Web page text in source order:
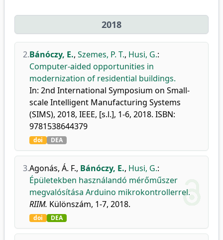
2018
2.Bánóczy, E., Szemes, P. T., Husi, G.:
Computer-aided opportunities in
modernization of residential buildings.
In: 2nd International Symposium on Small-
scale Intelligent Manufacturing Systems
(SIMS), 2018, IEEE, [s.l.], 1-6, 2018. ISBN:
9781538644379
doi DEA
3.Agonás, Á. F., Bánóczy, E., Husi, G.:
Épületekben használandó mérőműszer
megvalósítása Arduino mikrokontrollerrel.
RIIM. Különszám, 1-7, 2018.
doi DEA